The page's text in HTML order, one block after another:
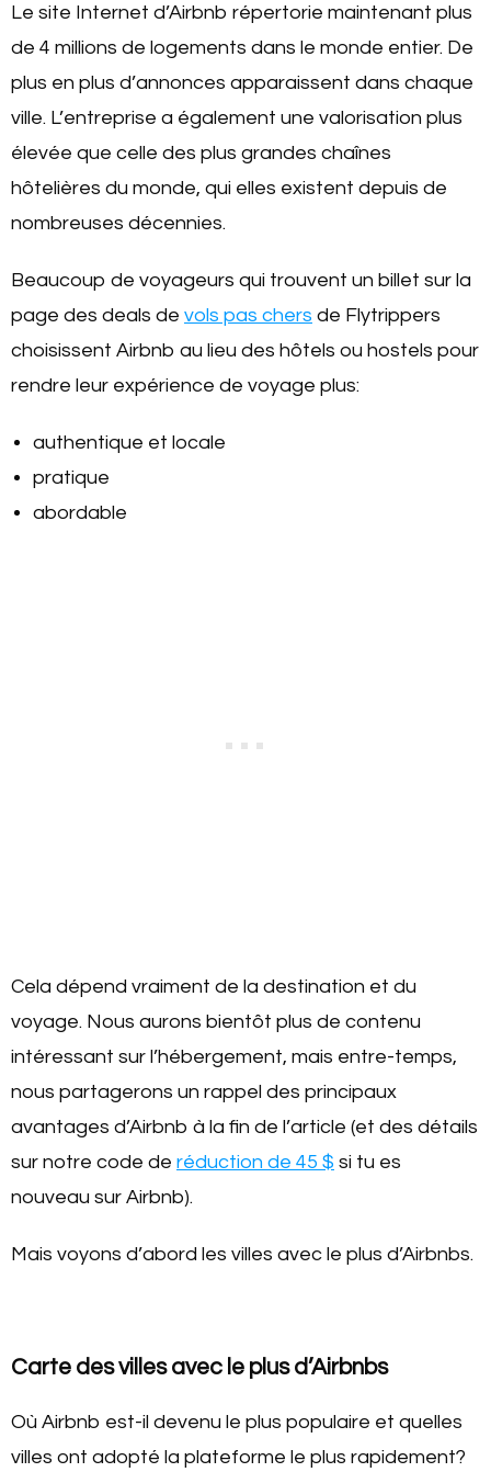
Le site Internet d’Airbnb répertorie maintenant plus
de 4 millions de logements dans le monde entier. De
plus en plus d’annonces apparaissent dans chaque
ville. L’entreprise a également une valorisation plus
élevée que celle des plus grandes chaînes
hôtelières du monde, qui elles existent depuis de
nombreuses décennies.
Beaucoup de voyageurs qui trouvent un billet sur la
page des deals de vols pas chers de Flytrippers
choisissent Airbnb au lieu des hôtels ou hostels pour
rendre leur expérience de voyage plus:
authentique et locale
pratique
abordable
Cela dépend vraiment de la destination et du
voyage. Nous aurons bientôt plus de contenu
intéressant sur l’hébergement, mais entre-temps,
nous partagerons un rappel des principaux
avantages d’Airbnb à la fin de l’article (et des détails
sur notre code de réduction de 45 $ si tu es
nouveau sur Airbnb).
Mais voyons d’abord les villes avec le plus d’Airbnbs.
Carte des villes avec le plus d’Airbnbs
Où Airbnb est-il devenu le plus populaire et quelles
villes ont adopté la plateforme le plus rapidement?